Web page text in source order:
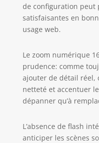
de configuration peut
satisfaisantes en
usage web.
Le zoom numérique
prudence: comme
ajouter de détail réel,
netteté et accentuer
dépanner qu’à
L’absence de flash
anticiper les scènes